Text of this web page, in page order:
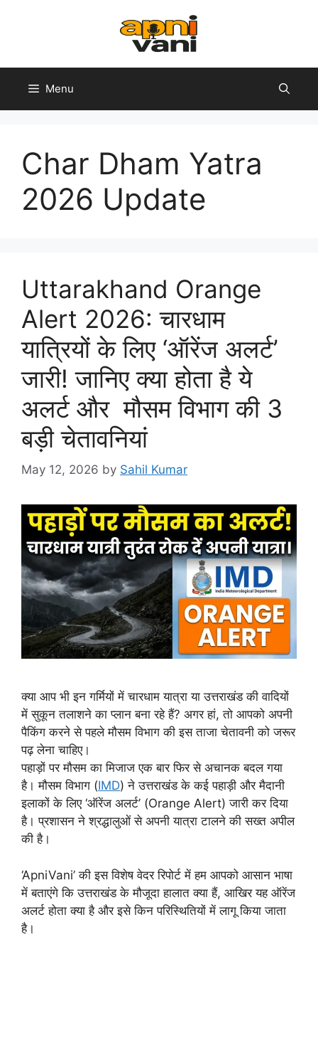
Menu
Char Dham Yatra
2026 Update
Uttarakhand Orange
Alert 2026: चारधाम
यात्रियों के लिए ‘ऑरेंज अलर्ट’
जारी! जानिए क्या होता है ये
अलर्ट और मौसम विभाग की 3
बड़ी चेतावनियां
May 12, 2026 by Sahil Kumar
क्या आप भी इन गर्मियों में चारधाम यात्रा या उत्तराखंड की वादियों
में सुकून तलाशने का प्लान बना रहे हैं? अगर हां, तो आपको अपनी
पैकिंग करने से पहले मौसम विभाग की इस ताजा चेतावनी को जरूर
पढ़ लेना चाहिए।
पहाड़ों पर मौसम का मिजाज एक बार फिर से अचानक बदल गया
है। मौसम विभाग (IMD) ने उत्तराखंड के कई पहाड़ी और मैदानी
इलाकों के लिए ‘ऑरेंज अलर्ट’ (Orange Alert) जारी कर दिया
है। प्रशासन ने श्रद्धालुओं से अपनी यात्रा टालने की सख्त अपील
की है।
‘ApniVani’ की इस विशेष वेदर रिपोर्ट में हम आपको आसान भाषा
में बताएंगे कि उत्तराखंड के मौजूदा हालात क्या हैं, आखिर यह ऑरेंज
अलर्ट होता क्या है और इसे किन परिस्थितियों में लागू किया जाता
है।